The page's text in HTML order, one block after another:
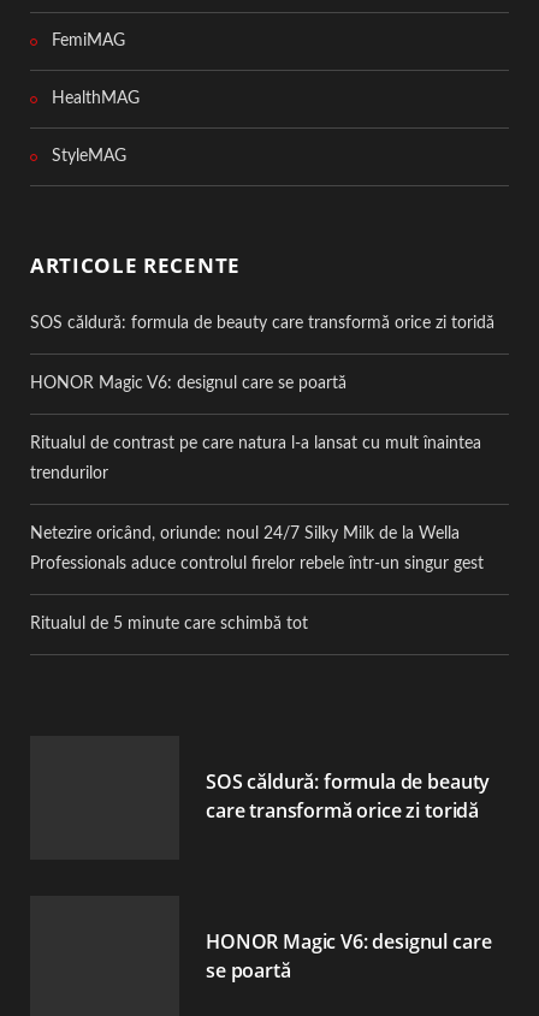
FemiMAG
HealthMAG
StyleMAG
ARTICOLE RECENTE
SOS căldură: formula de beauty care transformă orice zi toridă
HONOR Magic V6: designul care se poartă
Ritualul de contrast pe care natura l-a lansat cu mult înaintea
trendurilor
Netezire oricând, oriunde: noul 24/7 Silky Milk de la Wella
Professionals aduce controlul firelor rebele într-un singur gest
Ritualul de 5 minute care schimbă tot
SOS căldură: formula de beauty
care transformă orice zi toridă
HONOR Magic V6: designul care
se poartă